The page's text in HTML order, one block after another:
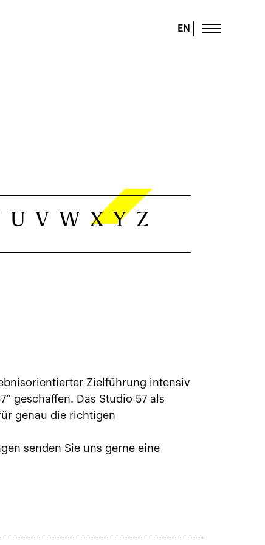
EN
U V W X Y Z
Zielführung intensiv
geschaffen. Das Studio 57 als
genau die richtigen
senden Sie uns gerne eine